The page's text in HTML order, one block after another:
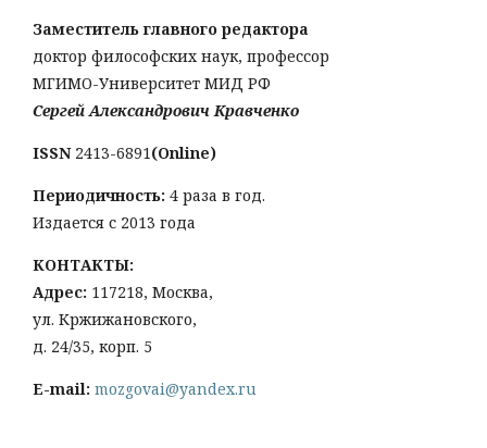
Заместитель главного редактора
доктор философских наук, профессор
МГИМО-Университет МИД РФ
Сергей Александрович Кравченко
ISSN 2413-6891(Online)
Периодичность: 4 раза в год.
Издается с 2013 года
КОНТАКТЫ:
Адрес: 117218, Москва,
ул. Кржижановского,
д. 24/35, корп. 5
E-mail: mozgovai@yandex.ru